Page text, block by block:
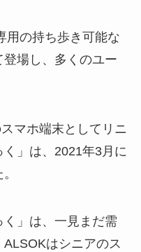
用の持ち歩き可能な
場し、多くのユー
マホ端末としてリニ
」は、2021年3月に
」は、一見まだ需
はシニアのス